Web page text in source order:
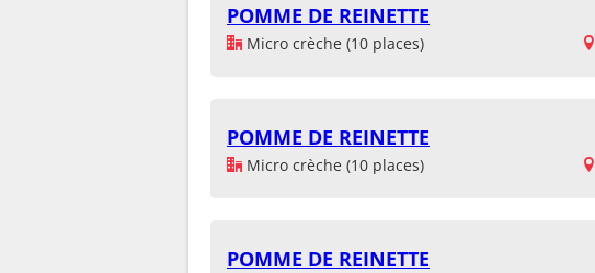
POMME DE REINETTE
Micro crèche (10 places)
POMME DE REINETTE
Micro crèche (10 places)
POMME DE REINETTE